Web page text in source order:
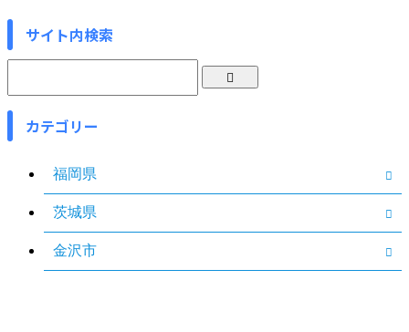
サイト内検索
カテゴリー
福岡県
茨城県
金沢市